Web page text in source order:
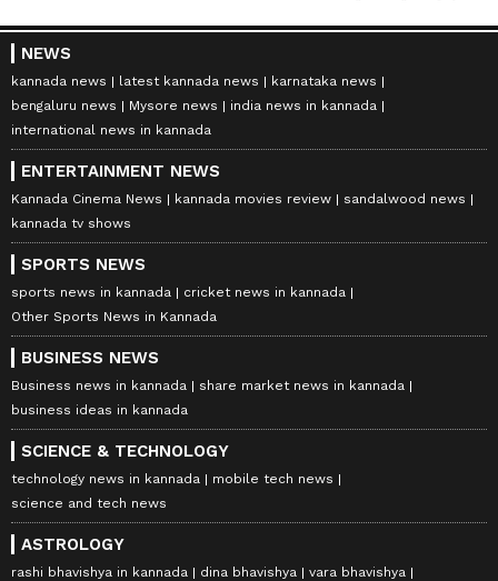
NEWS
kannada news latest kannada news
karnataka news
bengaluru news
Mysore news
india news in kannada
international news in kannada
ENTERTAINMENT NEWS
Kannada Cinema News kannada movies review
sandalwood news
kannada tv shows
SPORTS NEWS
sports news in kannada
cricket news in kannada
Other Sports News in Kannada
BUSINESS NEWS
Business news in kannada
share market news in kannada
business ideas in kannada
SCIENCE & TECHNOLOGY
technology news in kannada
mobile tech news
science and tech news
ASTROLOGY
rashi bhavishya in kannada dina bhavishya
vara bhavishya